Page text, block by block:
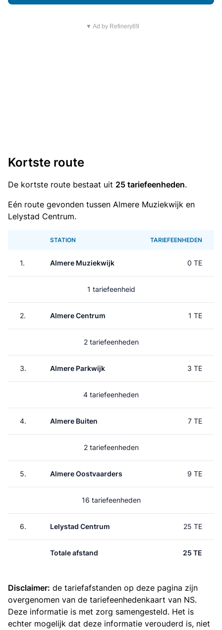
▼ Ad by Refinery89
Kortste route
De kortste route bestaat uit 25 tariefeenheden.
Eén route gevonden tussen Almere Muziekwijk en
Lelystad Centrum.
STATION TARIEFEENHEDEN
1. Almere Muziekwijk 0 TE
1 tariefeenheid
2. Almere Centrum 1 TE
2 tariefeenheden
3. Almere Parkwijk 3 TE
4 tariefeenheden
4. Almere Buiten 7 TE
2 tariefeenheden
5. Almere Oostvaarders 9 TE
16 tariefeenheden
6. Lelystad Centrum 25 TE
Totale afstand 25 TE
Disclaimer: de tariefafstanden op deze pagina zijn
overgenomen van de tariefeenhedenkaart van NS.
Deze informatie is met zorg samengesteld. Het is
echter mogelijk dat deze informatie verouderd is, niet